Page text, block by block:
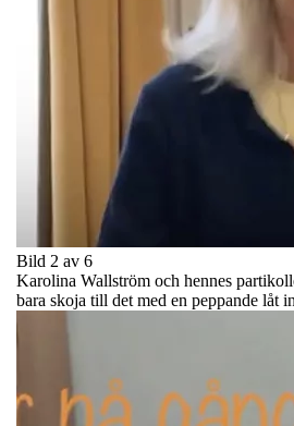
Bild 2 av 6
Karolina Wallström och hennes
bara skoja till det med en peppande låt